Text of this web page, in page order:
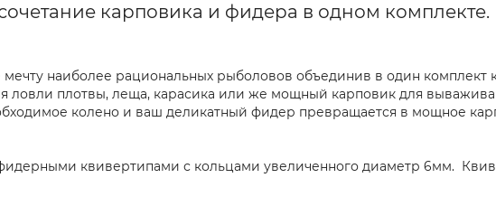
карповика и фидера в одном комплекте.
наиболее рациональных рыболовов объединив в один
ловли плотвы, леща, карасика или же мощный карповик для
колено и ваш деликатный фидер превращается в мощное
квивертипами с кольцами увеличенного диаметр 6мм.